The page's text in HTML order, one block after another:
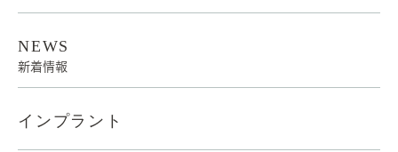
NEWS
新着情報
インプラント